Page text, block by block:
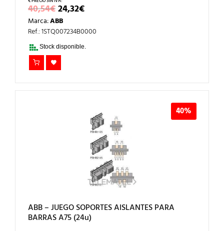
40,54€EL
PRECIO
ORIGINAL
ERA:
40,54€.
24,32€EL
PRECIO
ES:
Marca:ABB
Ref.: 1STQ007234B0000
Stock disponible.
40%
ABB – JUEGO SOPORTES AISLANTES PARA
BARRAS A75 (24u)